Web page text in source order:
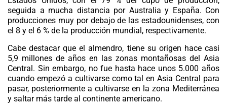
seguida a mucha distancia por Australia y España. Con
producciones muy por debajo de las estadounidenses, con
el 8 y el 6 % de la producción mundial, respectivamente.
Cabe destacar que elalmendro, tiene su origen hace casi
5,9 millones de años en las zonas montañosas del Asia
Central. Sin embargo, no fue hasta hace unos 5.000 años
cuando empezó a cultivarse como tal en Asia Central para
pasar, posteriormente a cultivarse en la zona Mediterránea
y saltar más tarde al continente americano.